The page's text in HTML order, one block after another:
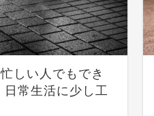
しい人でもでき
日常生活に少し工